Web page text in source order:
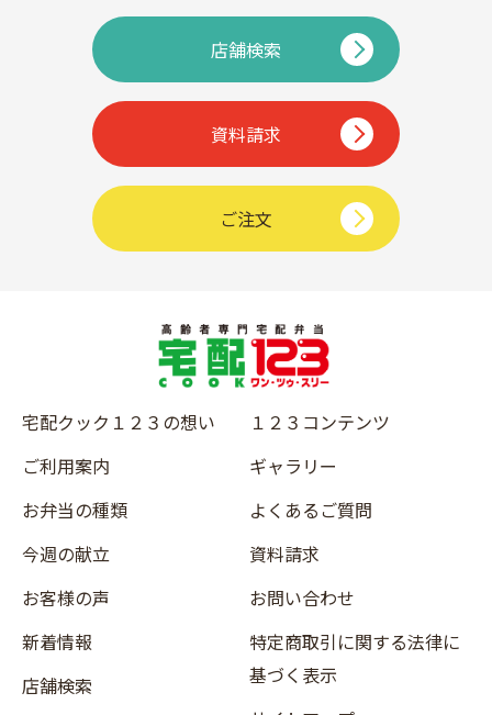
店舗検索
資料請求
ご注文
宅配クック１２３の想い
ご利用案内
お弁当の種類
今週の献立
お客様の声
新着情報
店舗検索
１２３コンテンツ
ギャラリー
よくあるご質問
資料請求
お問い合わせ
特定商取引に関する法律に
基づく表示